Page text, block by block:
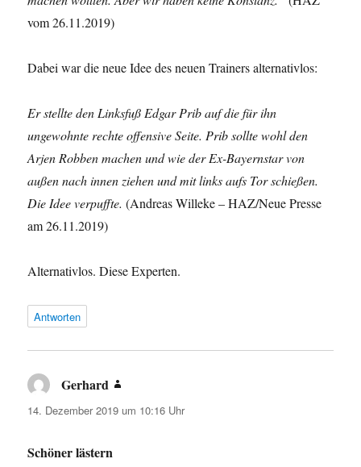
vom 26.11.2019)
Dabei war die neue Idee des neuen Trainers alternativlos:
Er stellte den Linksfuß Edgar Prib auf die für ihn
ungewohnte rechte offensive Seite. Prib sollte wohl den
Arjen Robben machen und wie der Ex-Bayernstar von
außen nach innen ziehen und mit links aufs Tor schießen.
Die Idee verpuffte. (Andreas Willeke – HAZ/Neue Presse
am 26.11.2019)
Alternativlos. Diese Experten.
Antworten
Gerhard
14. Dezember 2019 um 10:16 Uhr
Schöner lästern